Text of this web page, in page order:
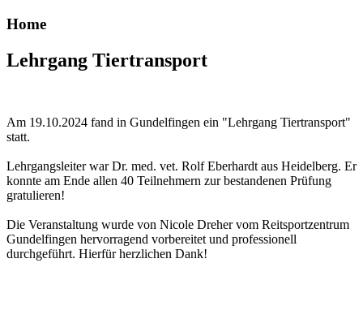
Home
Lehrgang Tiertransport
Am 19.10.2024 fand in Gundelfingen ein "Lehrgang Tiertransport"
statt.
Lehrgangsleiter war Dr. med. vet. Rolf Eberhardt aus Heidelberg. Er
konnte am Ende allen 40 Teilnehmern zur bestandenen Prüfung
gratulieren!
Die Veranstaltung wurde von Nicole Dreher vom Reitsportzentrum
Gundelfingen hervorragend vorbereitet und professionell
durchgeführt. Hierfür herzlichen Dank!